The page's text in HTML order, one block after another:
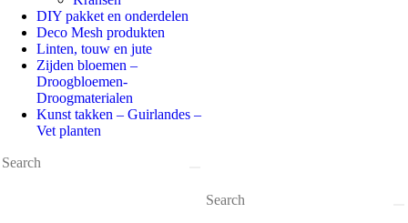
DIY pakket en onderdelen
Deco Mesh produkten
Linten, touw en jute
Zijden bloemen –
Droogbloemen-
Droogmaterialen
Kunst takken – Guirlandes –
Vet planten